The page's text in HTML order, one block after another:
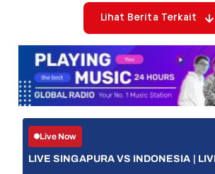
Lihat Berita Terkait
Live Now
LIVE SINGAPURA VS INDONESIA |